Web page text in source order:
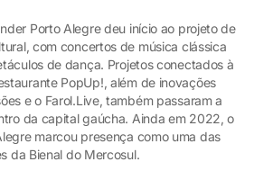
Porto Alegre deu início ao projeto de
com concertos de música clássica
de dança. Projetos conectados à
PopUp!, além de inovações
e o Farol.Live, também passaram a
da capital gaúcha. Ainda em 2022, o
marcou presença como uma das
da Bienal do Mercosul.